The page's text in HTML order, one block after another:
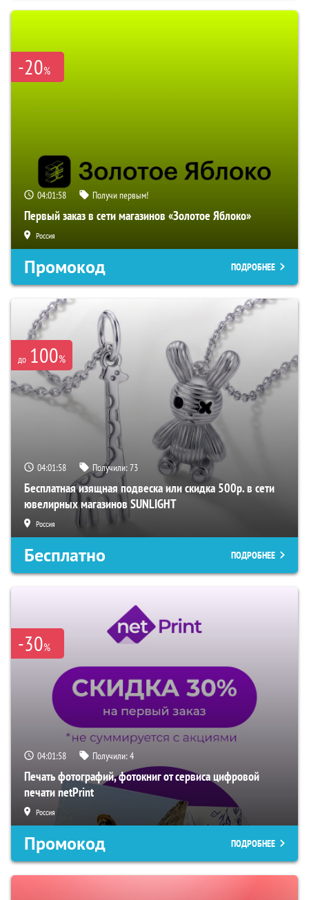
-20%
04:01:57 Получи первым!
Первый заказ в сети магазинов «Золотое Яблоко»
Россия
Промокод ПОДРОБНЕЕ
до 100%
04:01:57 Получили:73
Бесплатная изящная подвеска или скидка 500р. в сети
ювелирных магазинов SUNLIGHT
Россия
Бесплатно ПОДРОБНЕЕ
-30%
04:01:57 Получили:4
Печать фотографий, фотокниг от сервиса цифровой
печати netPrint
Россия
Промокод ПОДРОБНЕЕ